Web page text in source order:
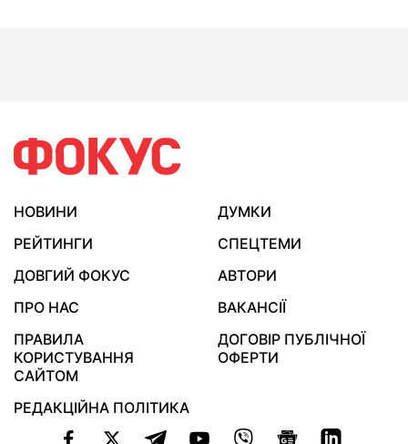
НОВИНИ
ДУМКИ
РЕЙТИНГИ
СПЕЦТЕМИ
ДОВГИЙ ФОКУС
АВТОРИ
ПРО НАС
ВАКАНСІЇ
ПРАВИЛА
КОРИСТУВАННЯ
САЙТОМ
ДОГОВІР ПУБЛІЧНОЇ
ОФЕРТИ
РЕДАКЦІЙНА ПОЛІТИКА